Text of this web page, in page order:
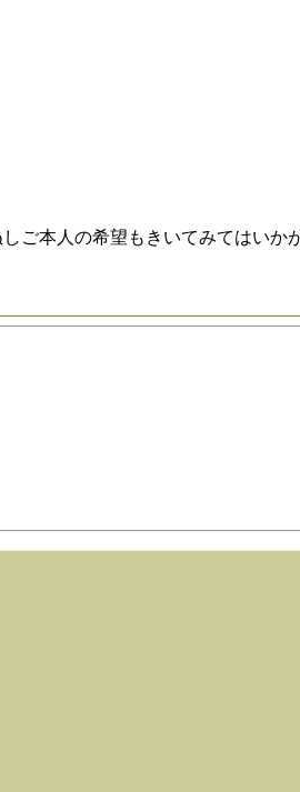
ご本人の希望もきいてみてはいか